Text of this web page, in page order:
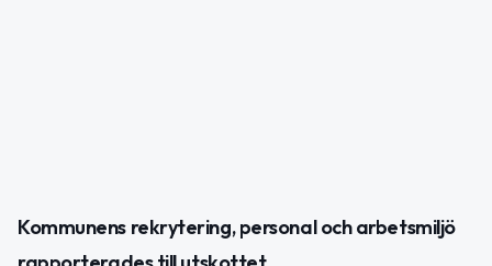
Kommunens rekrytering, personal och arbetsmiljö